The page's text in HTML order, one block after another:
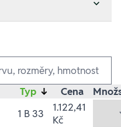
Typ ↓ Cena
1 B 33
1.122,41
Kč